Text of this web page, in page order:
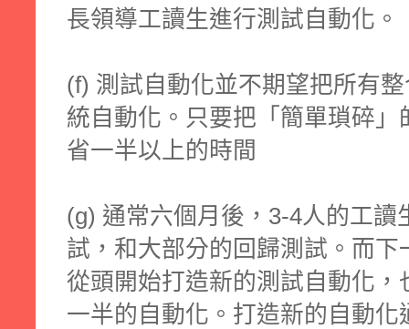
長領導工讀生進行測試自動化。
(f) 測試自動化並不期望把所有
統自動化。只要把「簡單瑣碎
省一半以上的時間
(g) 通常六個月後，3-4人的工
試，和大部分的回歸測試。而
從頭開始打造新的測試自動化
一半的自動化。打造新的自動